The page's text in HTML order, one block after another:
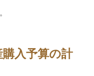
入予算の計